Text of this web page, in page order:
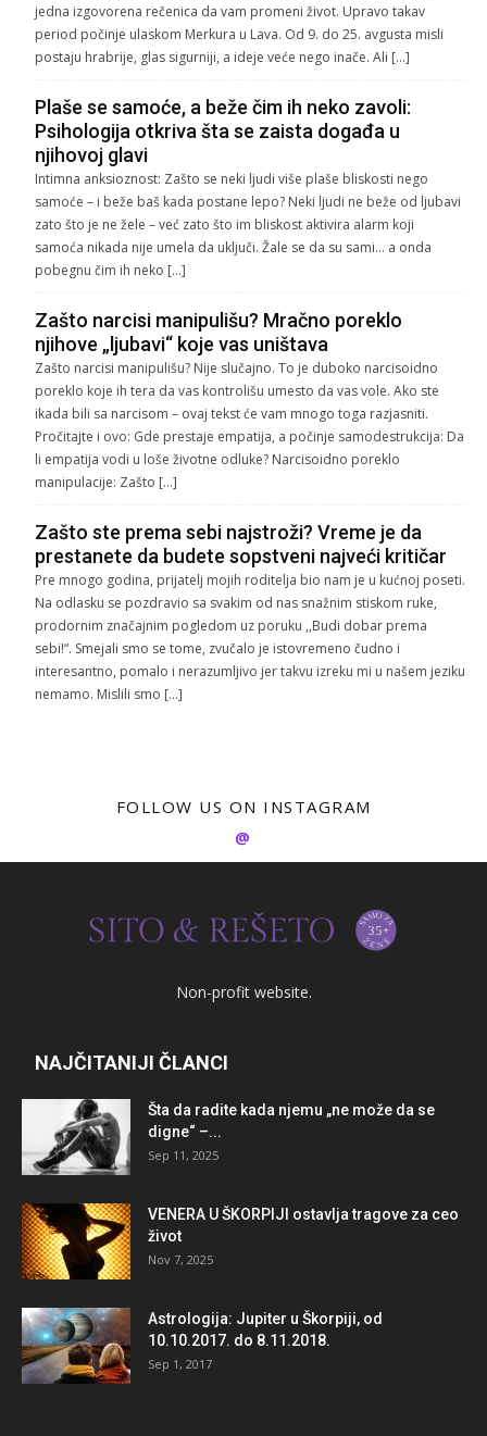
jedna izgovorena rečenica da vam promeni život. Upravo takav
period počinje ulaskom Merkura u Lava. Od 9. do 25. avgusta misli
postaju hrabrije, glas sigurniji, a ideje veće nego inače. Ali […]
Plaše se samoće, a beže čim ih neko zavoli:
Psihologija otkriva šta se zaista događa u
njihovoj glavi
Intimna anksioznost: Zašto se neki ljudi više plaše bliskosti nego
samoće – i beže baš kada postane lepo? Neki ljudi ne beže od ljubavi
zato što je ne žele – već zato što im bliskost aktivira alarm koji
samoća nikada nije umela da uključi. Žale se da su sami… a onda
pobegnu čim ih neko […]
Zašto narcisi manipulišu? Mračno poreklo
njihove „ljubavi“ koje vas uništava
Zašto narcisi manipulišu? Nije slučajno. To je duboko narcisoidno
poreklo koje ih tera da vas kontrolišu umesto da vas vole. Ako ste
ikada bili sa narcisom – ovaj tekst će vam mnogo toga razjasniti.
Pročitajte i ovo: Gde prestaje empatija, a počinje samodestrukcija: Da
li empatija vodi u loše životne odluke? Narcisoidno poreklo
manipulacije: Zašto […]
Zašto ste prema sebi najstroži? Vreme je da
prestanete da budete sopstveni najveći kritičar
Pre mnogo godina, prijatelj mojih roditelja bio nam je u kućnoj poseti.
Na odlasku se pozdravio sa svakim od nas snažnim stiskom ruke,
prodornim značajnim pogledom uz poruku ,,Budi dobar prema
sebi!“. Smejali smo se tome, zvučalo je istovremeno čudno i
interesantno, pomalo i nerazumljivo jer takvu izreku mi u našem jeziku
nemamo. Mislili smo […]
FOLLOW US ON INSTAGRAM
@
Non-profit website.
NAJČITANIJI ČLANCI
Šta da radite kada njemu „ne može da se
digne“ –...
Sep 11, 2025
VENERA U ŠKORPIJI ostavlja tragove za ceo
život
Nov 7, 2025
Astrologija: Jupiter u Škorpiji, od
10.10.2017. do 8.11.2018.
Sep 1, 2017